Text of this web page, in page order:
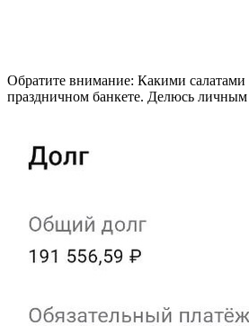
Обратите внимание: Какими
праздничном банкете. Делюсь